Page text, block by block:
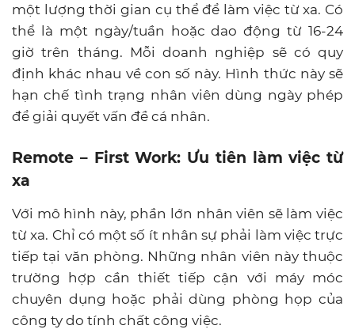
một lượng thời gian cụ thể để làm việc từ xa. Có
thể là một ngày/tuần hoặc dao động từ 16-24
giờ trên tháng. Mỗi doanh nghiệp sẽ có quy
định khác nhau về con số này. Hình thức này sẽ
hạn chế tình trạng nhân viên dùng ngày phép
để giải quyết vấn đề cá nhân.
Remote – First Work: Ưu tiên làm việc từ
xa
Với mô hình này, phần lớn nhân viên sẽ làm việc
từ xa. Chỉ có một số ít nhân sự phải làm việc trực
tiếp tại văn phòng. Những nhân viên này thuộc
trường hợp cần thiết tiếp cận với máy móc
chuyên dụng hoặc phải dùng phòng họp của
công ty do tính chất công việc.